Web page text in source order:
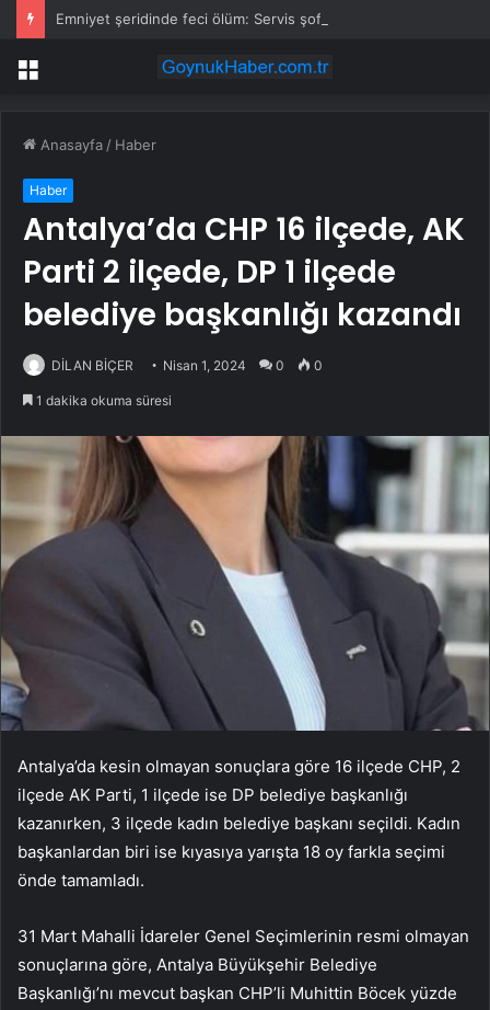
Menü
Anasayfa / Haber
Haber
Antalya’da CHP 16 ilçede, AK
Parti 2 ilçede, DP 1 ilçede
belediye başkanlığı kazandı
DİLAN BİÇER Nisan 1, 2024 0 0
1 dakika okuma süresi
Antalya’da kesin olmayan sonuçlara göre 16 ilçede CHP, 2
ilçede AK Parti, 1 ilçede ise DP belediye başkanlığı
kazanırken, 3 ilçede kadın belediye başkanı seçildi. Kadın
başkanlardan biri ise kıyasıya yarışta 18 oy farkla seçimi
önde tamamladı.
31 Mart Mahalli İdareler Genel Seçimlerinin resmi olmayan
sonuçlarına göre, Antalya Büyükşehir Belediye
Başkanlığı’nı mevcut başkan CHP’li Muhittin Böcek yüzde